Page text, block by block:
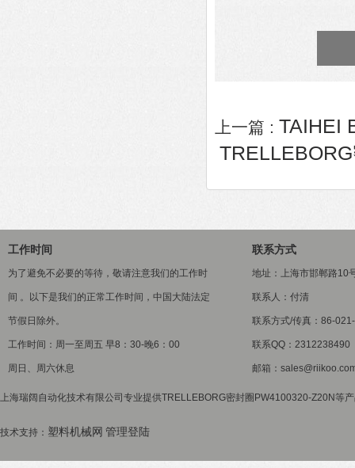
上一篇 : TAIHEI
工作时间
为了避免不必要的等待，敬请注意我们的工作时
间 。以下是我们的正常工作时间，中国大陆法定
节假日除外。
工作时间：周一至周五 早8：30-晚6：00
周日、周六休息
联系方式
地址：上海市邯郸路10
联系人：付清
联系方式/传真：86-
联系QQ：2312238490
邮箱：
上海瑞阔自动化技术有限公司专业提供TRELLEBORG密封圈PW4100320-Z20N等
技术支持： 塑料机械网 管理登陆